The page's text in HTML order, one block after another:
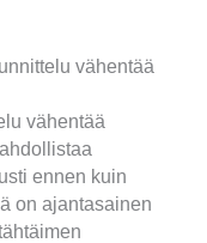
vähentää
vähentää
ennen kuin
on ajantasainen